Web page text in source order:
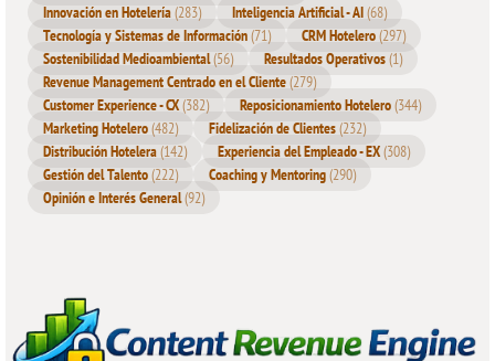
Innovación en Hotelería(283) Inteligencia Artificial - AI(68)
Tecnología y Sistemas de Información(71) CRM Hotelero(297)
Sostenibilidad Medioambiental(56) Resultados Operativos(1)
Revenue Management Centrado en el Cliente(279)
Customer Experience - CX(382) Reposicionamiento Hotelero(344)
Marketing Hotelero(482) Fidelización de Clientes(232)
Distribución Hotelera(142) Experiencia del Empleado - EX(308)
Gestión del Talento(222) Coaching y Mentoring(290)
Opinión e Interés General(92)